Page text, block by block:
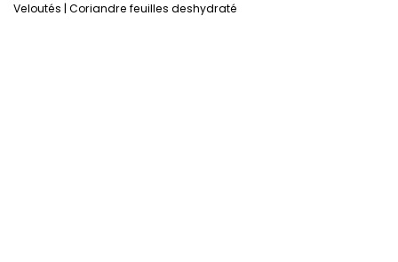
Veloutés Coriandre feuilles deshydraté